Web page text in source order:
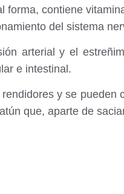
forma, contiene
del sistema
arterial y el
e intestinal.
y se
que, aparte de